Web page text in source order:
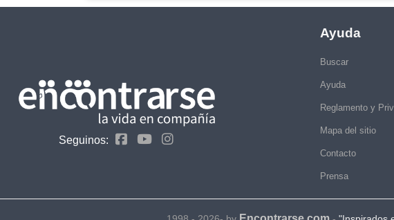
Seguinos:
Ayuda
Buscar
Ayuda
Reglamento y
Mapa del sitio
Contacto
Prensa